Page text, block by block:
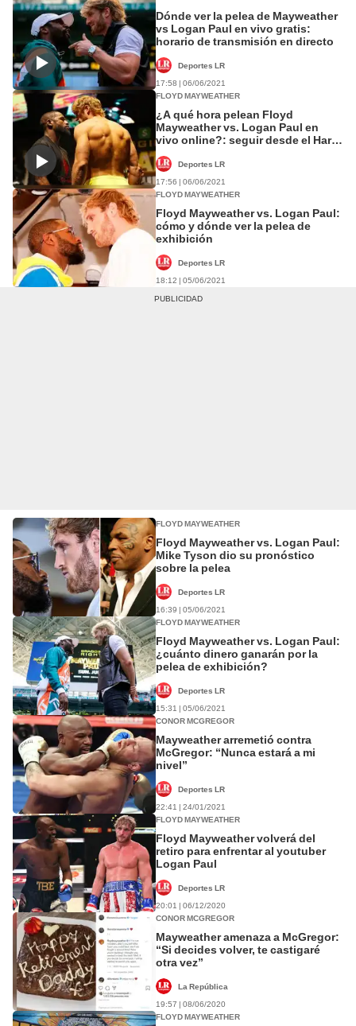
Dónde ver la pelea de Mayweather
vs Logan Paul en vivo gratis:
horario de transmisión en directo
Deportes LR
17:58 | 06/06/2021
FLOYD MAYWEATHER
¿A qué hora pelean Floyd
Mayweather vs. Logan Paul en
vivo online?: seguir desde el Hard
Deportes LR
17:56 | 06/06/2021
FLOYD MAYWEATHER
Floyd Mayweather vs. Logan Paul:
cómo y dónde ver la pelea de
exhibición
Deportes LR
18:12 | 05/06/2021
FLOYD MAYWEATHER
Floyd Mayweather vs. Logan Paul:
Mike Tyson dio su pronóstico
sobre la pelea
Deportes LR
16:39 | 05/06/2021
FLOYD MAYWEATHER
Floyd Mayweather vs. Logan Paul:
¿cuánto dinero ganarán por la
pelea de exhibición?
Deportes LR
15:31 | 05/06/2021
CONOR MCGREGOR
Mayweather arremetió contra
McGregor: “Nunca estará a mi
nivel”
Deportes LR
22:41 | 24/01/2021
FLOYD MAYWEATHER
Floyd Mayweather volverá del
retiro para enfrentar al youtuber
Logan Paul
Deportes LR
20:01 | 06/12/2020
CONOR MCGREGOR
Mayweather amenaza a McGregor:
“Si decides volver, te castigaré
otra vez”
La República
19:57 | 08/06/2020
FLOYD MAYWEATHER